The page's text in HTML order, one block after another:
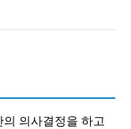
의사결정을 하고